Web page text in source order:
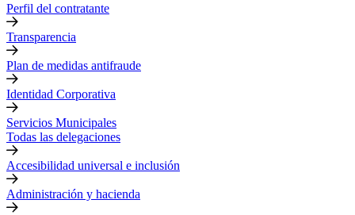
Perfil del contratante
Transparencia
Plan de medidas antifraude
Identidad Corporativa
Servicios Municipales
Todas las delegaciones
Accesibilidad universal e inclusión
Administración y hacienda